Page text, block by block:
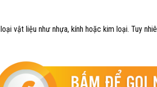
vật liệu như nhựa, kính hoặc kim loại. Tuy